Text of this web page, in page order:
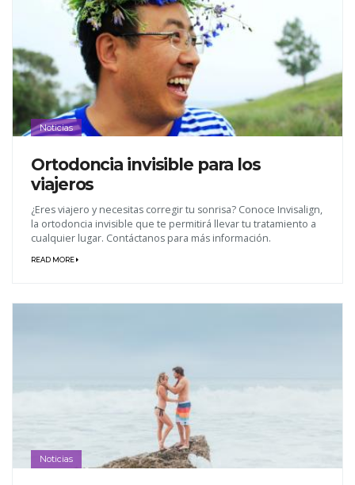
Noticias
Ortodoncia invisible para los
viajeros
¿Eres viajero y necesitas corregir tu sonrisa? Conoce Invisalign,
la ortodoncia invisible que te permitirá llevar tu tratamiento a
cualquier lugar. Contáctanos para más información.
READ MORE
Noticias